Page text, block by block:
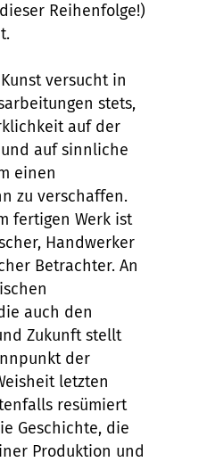
Reihenfolge!)
versucht in
stets,
auf der
auf sinnliche
einen
zu verschaffen.
fertigen Werk ist
Handwerker
Betrachter. An
auch den
Zukunft stellt
der
letzten
resümiert
Geschichte, die
Produktion und